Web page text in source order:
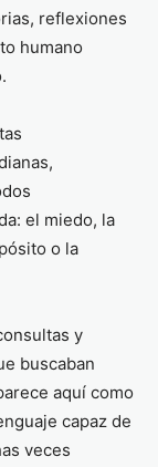
reflexiones
humano
el miedo, la
o la
y
buscaban
aquí como
capaz de
veces